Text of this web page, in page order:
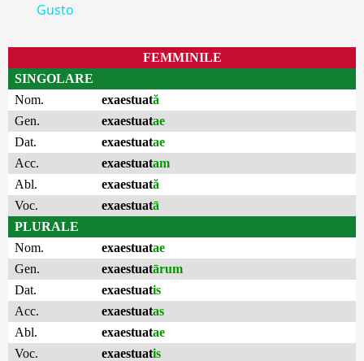
Gusto
FEMMINILE
SINGOLARE
Nom.
exaestuată
Gen.
exaestuatae
Dat.
exaestuatae
Acc.
exaestuatam
Abl.
exaestuată
Voc.
exaestuatā
PLURALE
Nom.
exaestuatae
Gen.
exaestuatārum
Dat.
exaestuatis
Acc.
exaestuatas
Abl.
exaestuatae
Voc.
exaestuatis